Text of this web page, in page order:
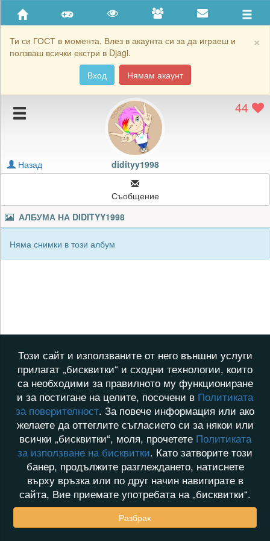
×
Ти си ГОСТ в момента. Влез в акаунта си за да играеш и
ползваш всички екстри в Djagi.
Вход
Нямам акаунт
Приятели
Хронология на игри
Подаръците на didityy1998
Картичките на didityy1998
Блокирай didityy1998
44
didityy1998
Назад
Съобщение
АЛБУМА НА DIDITYY1998
Няма снимки в този албум
Този сайт и използваните от него външни услуги
прилагат „бисквитки“ и сходни технологии, които
са необходими за правилното му функциониране
и за постигане на целите, посочени в Политиката
за поверителност. За повече информация или ако
желаете да оттеглите съгласието си за някои или
всички „бисквитки“, моля, прочетете Политиката
за използване на бисквитки. Като затворите този
банер, продължите разглеждането, натиснете
върху връзка или по друг начин навигирате в
сайта, Вие приемате употребата на „бисквитки“.
Разбрах